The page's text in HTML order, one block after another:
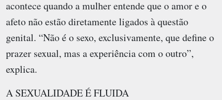
acontece quando a mulher entende que o amor e o
afeto não estão diretamente ligados à questão
genital. “Não é o sexo, exclusivamente, que define o
prazer sexual, mas a experiência com o outro”,
explica.
A SEXUALIDADE É FLUIDA